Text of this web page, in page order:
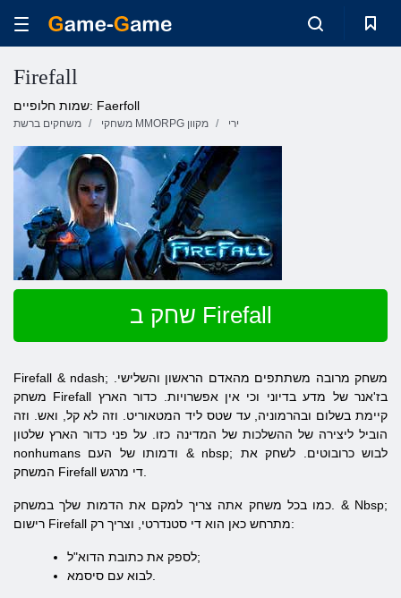
Firefall
שמות חלופיים: Faerfoll
משחקים ברשת משחקי MMORPG מקוון ירי
שחק ב Firefall
Firefall & ndash; משחק מרובה משתתפים מהאדם הראשון והשלישי.
משחק Firefall בז'אנר של מדע בדיוני וכי אין אפשרויות. כדור הארץ
קיימת בשלום ובהרמוניה, עד שטס ליד המטאוריט. וזה לא קל, ואש. וזה
הוביל ליצירה של ההשלכות של המדינה כזו. על פני כדור הארץ שלטון
nonhumans ודמותו של העם & nbsp; לבוש כרובוטים. לשחק את
כמו בכל משחק אתה צריך למקם את הדמות שלך במשחק. & Nbsp;
רישום Firefall מתרחש כאן הוא די סטנדרטי, וצריך רק:
לספק את כתובת הדוא"ל;